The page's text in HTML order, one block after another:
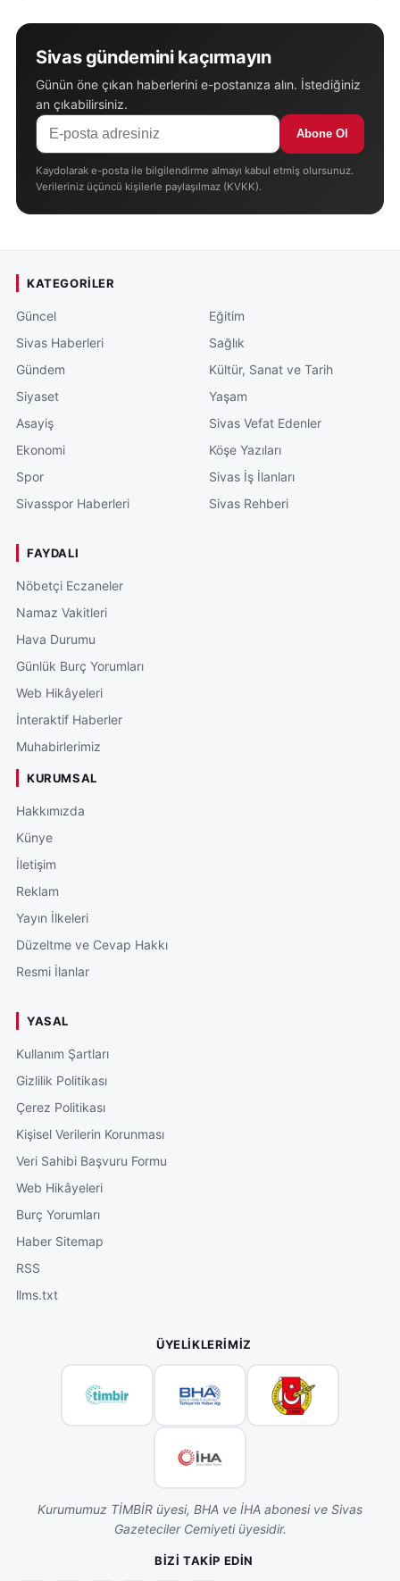
Sivas gündemini kaçırmayın
Günün öne çıkan haberlerini e-postanıza alın. İstediğiniz
an çıkabilirsiniz.
Abone Ol
Kaydolarak e-posta ile bilgilendirme almayı kabul etmiş olursunuz.
Verileriniz üçüncü kişilerle paylaşılmaz (KVKK).
KATEGORILER
Güncel
Sivas Haberleri
Gündem
Siyaset
Asayiş
Ekonomi
Spor
Sivasspor Haberleri
Eğitim
Sağlık
Kültür, Sanat ve Tarih
Yaşam
Sivas Vefat Edenler
Köşe Yazıları
Sivas İş İlanları
Sivas Rehberi
FAYDALI
Nöbetçi Eczaneler
Namaz Vakitleri
Hava Durumu
Günlük Burç Yorumları
Web Hikâyeleri
İnteraktif Haberler
Muhabirlerimiz
KURUMSAL
Hakkımızda
Künye
İletişim
Reklam
Yayın İlkeleri
Düzeltme ve Cevap Hakkı
Resmi İlanlar
YASAL
Kullanım Şartları
Gizlilik Politikası
Çerez Politikası
Kişisel Verilerin Korunması
Veri Sahibi Başvuru Formu
Web Hikâyeleri
Burç Yorumları
Haber Sitemap
RSS
llms.txt
ÜYELIKLERIMIZ
Kurumumuz TİMBİR üyesi, BHA ve İHA abonesi ve Sivas
Gazeteciler Cemiyeti üyesidir.
BIZI TAKIP EDIN